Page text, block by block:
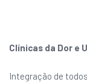
Clínicas da Dor e
Integração de